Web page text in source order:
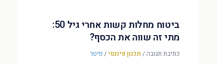
ביטוח מחלות קשות אחרי גיל 50:
מתי זה שווה את הכסף?
כתיבת תגובה/ תכנון פיננסי/ פיטר